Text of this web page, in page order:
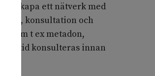
vi skapa ett nätverk med
konsultation och
som t ex metadon,
alltid konsulteras innan